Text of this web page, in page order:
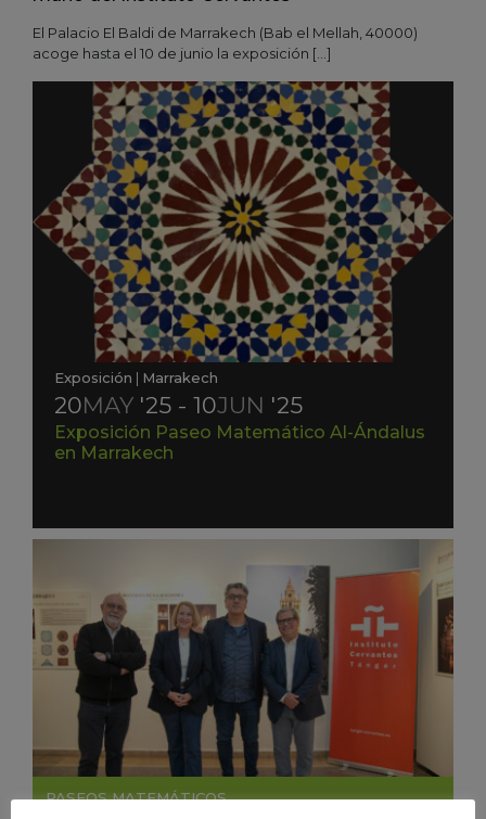
El Palacio El Baldi de Marrakech (Bab el Mellah, 40000)
acoge hasta el 10 de junio la exposición […]
Exposición | Marrakech
20MAY '25 - 10JUN '25
Exposición Paseo Matemático Al-Ándalus
en Marrakech
PASEOS MATEMÁTICOS